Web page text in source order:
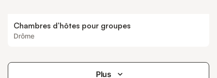
Chambres d’hôtes pour groupes
Drôme
Plus